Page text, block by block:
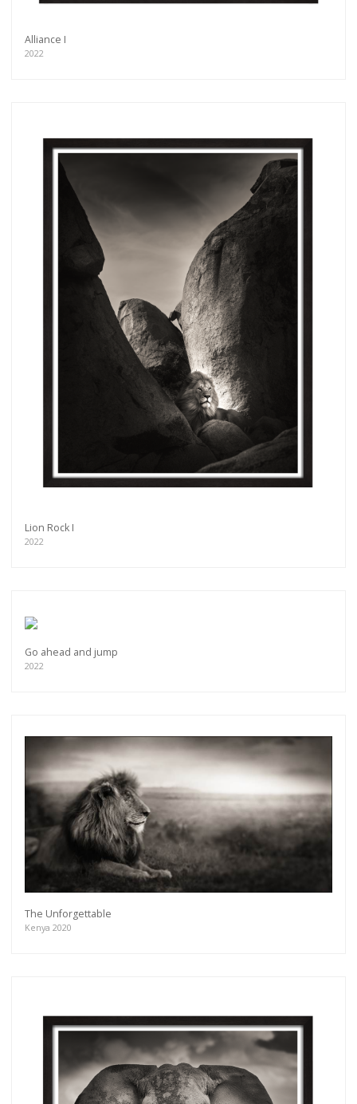
Alliance I
2022
Lion Rock I
2022
Go ahead and jump
2022
The Unforgettable
Kenya 2020